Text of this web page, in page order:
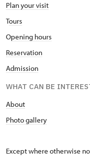
Plan your visit
Tours
Opening hours
Reservation
Admission
WHAT CAN BE
About
Photo gallery
Except where otherwise